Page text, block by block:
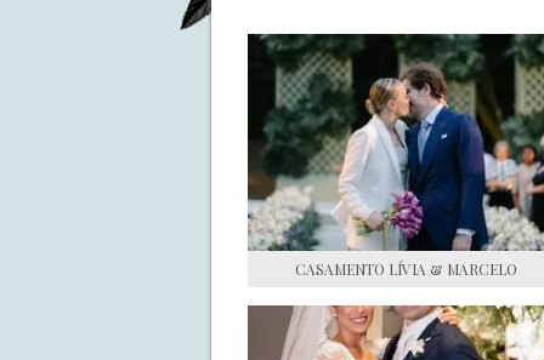
CASAMENTO LÍVIA & MARCELO